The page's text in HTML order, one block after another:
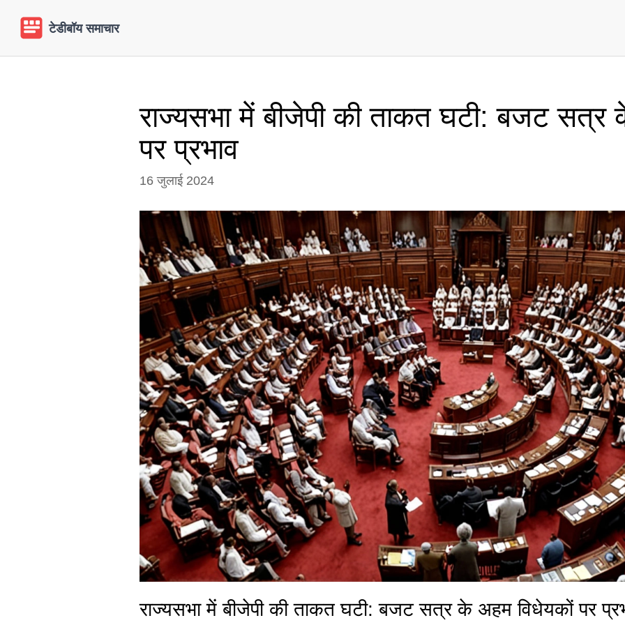
राज्यसभा में बीजेपी की ताकत घटी: बजट सत्र
पर प्रभाव
16 जुलाई 2024
राज्यसभा में बीजेपी की ताकत घटी: बजट सत्र के अहम विधेयकों पर